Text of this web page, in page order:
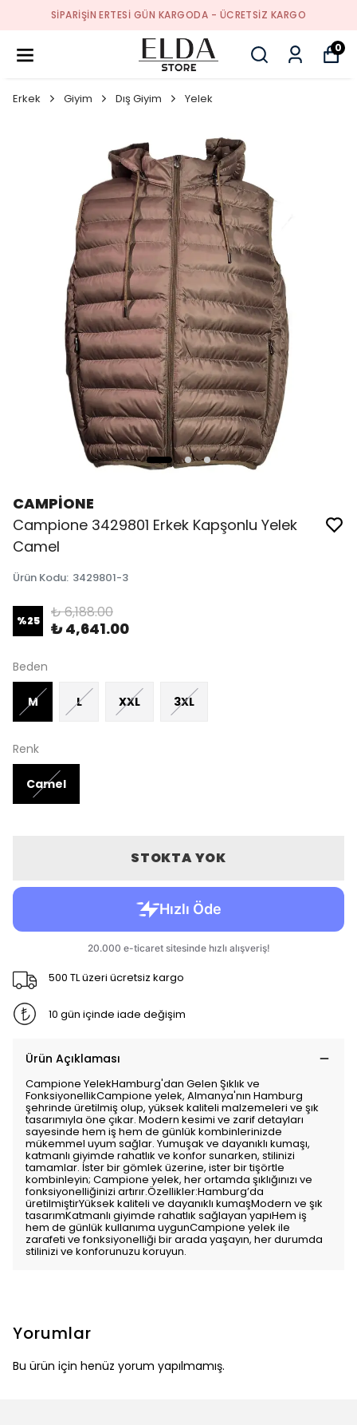
SIPARIŞIN ERTESI GÜN KARGODA - ÜCRETSIZ KARGO
0
Erkek Giyim Dış Giyim Yelek
CAMPİONE
Campione 3429801 Erkek Kapşonlu Yelek
Camel
Ürün Kodu: 3429801-3
%25 ₺ 6,188.00
₺ 4,641.00
Beden
M L XXL 3XL
Renk
Camel
STOKTA YOK
500 TL üzeri ücretsiz kargo
10 gün içinde iade değişim
Ürün Açıklaması
Campione YelekHamburg'dan Gelen Şıklık ve
FonksiyonellikCampione yelek, Almanya'nın Hamburg
şehrinde üretilmiş olup, yüksek kaliteli malzemeleri ve şık
tasarımıyla öne çıkar. Modern kesimi ve zarif detayları
sayesinde hem iş hem de günlük kombinlerinizde
mükemmel uyum sağlar. Yumuşak ve dayanıklı kumaşı,
katmanlı giyimde rahatlık ve konfor sunarken, stilinizi
tamamlar. İster bir gömlek üzerine, ister bir tişörtle
kombinleyin; Campione yelek, her ortamda şıklığınızı ve
fonksiyonelliğinizi artırır.Özellikler:Hamburg’da
üretilmiştirYüksek kaliteli ve dayanıklı kumaşModern ve şık
tasarımKatmanlı giyimde rahatlık sağlayan yapıHem iş
hem de günlük kullanıma uygunCampione yelek ile
zarafeti ve fonksiyonelliği bir arada yaşayın, her durumda
stilinizi ve konforunuzu koruyun.
Yorumlar
Bu ürün için henüz yorum yapılmamış.